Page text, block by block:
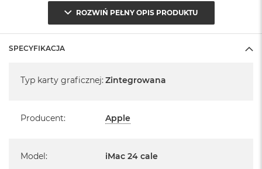
- lub nowszy, z darmową aktualizacją.
iMac jest nowy
Posiada pełną, 12 miesięczną gwarancję
ROZWIŃ PEŁNY OPIS PRODUKTU
SPECYFIKACJA
Typ karty graficznej: Zintegrowana
Producent: Apple
Model: iMac 24 cale